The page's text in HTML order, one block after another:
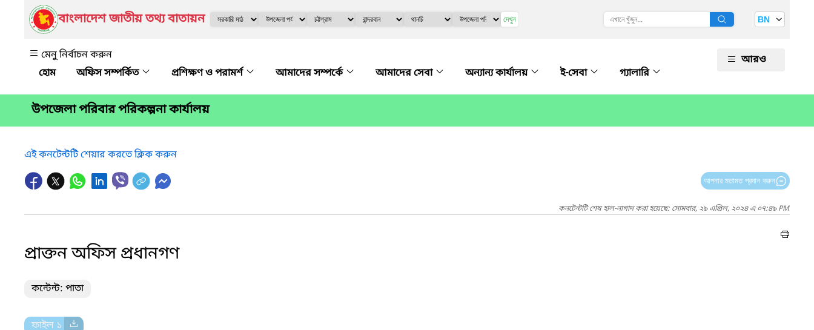
বাংলাদেশ জাতীয় তথ্য বাতায়ন দেখুন BN
মেনু নির্বাচন করুন
অফিস সম্পর্কিত
প্রশিক্ষণ ও পরামর্শ আমাদের সম্পর্কে আমাদের সেবা অন্যান্য কার্যালয় ই-সেবা গ্যালারি
আরও
উপজেলা পরিবার পরিকল্পনা কার্যালয়
এই কনটেন্টটি শেয়ার করতে ক্লিক করুন
আপনার মতামত প্রদান করুন
কনটেন্টটি শেষ হাল-নাগাদ করা হয়েছে: সোমবার, ২৯ এপ্রিল, ২০২৪ এ ০৭:৪৯ PM
প্রাক্তন অফিস প্রধানগণ
কন্টেন্ট: পাতা
ফাইল ১